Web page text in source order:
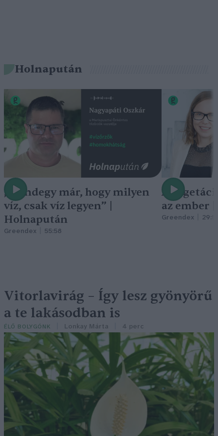
Holnapután
„Mindegy már, hogy milyen
víz, csak víz legyen” |
Holnapután
Greendex 55:58
A
az ember
Greendex
Vitorlavirág – Így lesz gyönyörű
a te lakásodban is
ÉLŐ BOLYGÓNK Lonkay Márta 4 perc